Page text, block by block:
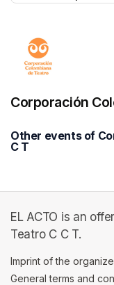
Corporación
Other events of
C T
EL ACTO is an
Teatro C C T.
Imprint of the
General terms and